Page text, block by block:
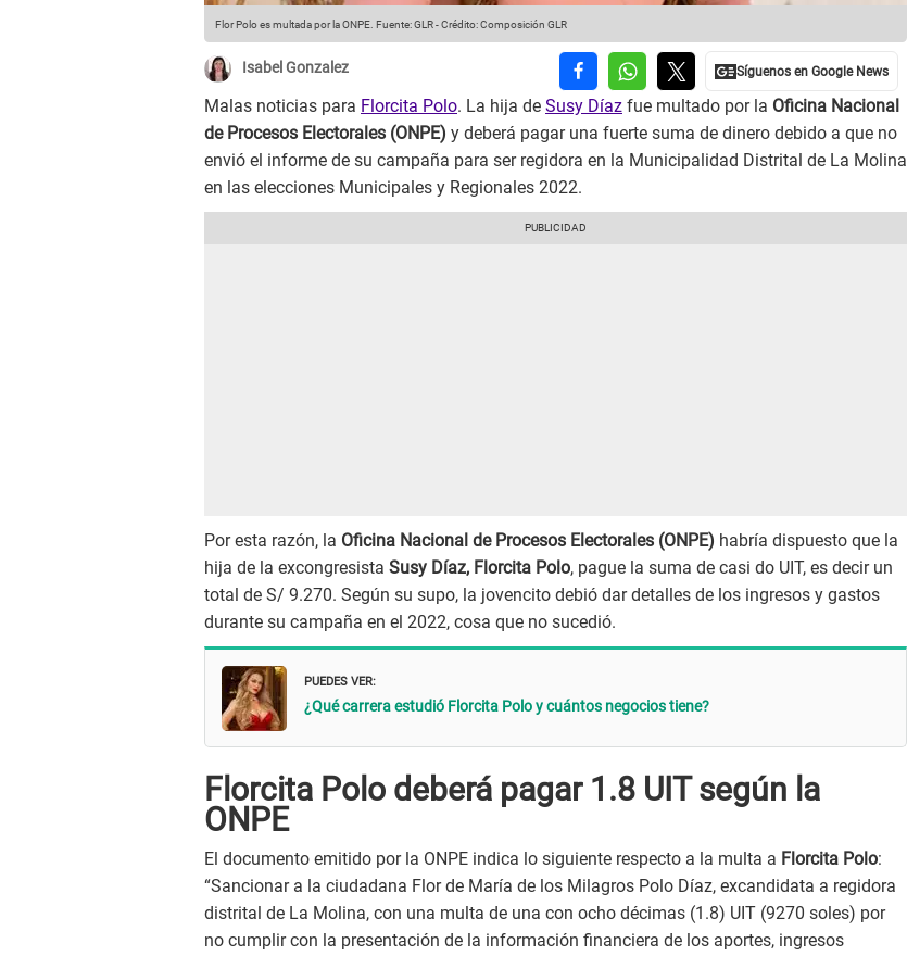
Flor Polo es multada por la ONPE. Fuente: GLR-Crédito: Composición GLR
Isabel Gonzalez
Malas noticias para Florcita Polo. La hija de Susy Díaz fue multado por la Oficina Nacional
de Procesos Electorales (ONPE) y deberá pagar una fuerte suma de dinero debido a que no
envió el informe de su campaña para ser regidora en la Municipalidad Distrital de La Molina
en las elecciones Municipales y Regionales 2022.
Por esta razón, la Oficina Nacional de Procesos Electorales (ONPE) habría dispuesto que la
hija de la excongresista Susy Díaz, Florcita Polo, pague la suma de casi do UIT, es decir un
total de S/ 9.270. Según su supo, la jovencito debió dar detalles de los ingresos y gastos
durante su campaña en el 2022, cosa que no sucedió.
PUEDES VER:
¿Qué carrera estudió Florcita Polo y cuántos negocios tiene?
Florcita Polo deberá pagar 1.8 UIT según la
ONPE
El documento emitido por la ONPE indica lo siguiente respecto a la multa a Florcita Polo:
“Sancionar a la ciudadana Flor de María de los Milagros Polo Díaz, excandidata a regidora
distrital de La Molina, con una multa de una con ocho décimas (1.8) UIT (9270 soles) por
no cumplir con la presentación de la información financiera de los aportes, ingresos